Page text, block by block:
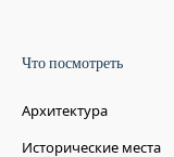
Что посмотреть
Архитектура
Исторические места